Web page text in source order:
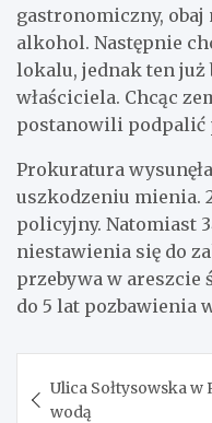
gastronomiczny,
alkohol. Następnie
lokalu, jednak ten już
właściciela. Chcąc
postanowili podpalić
Prokuratura
uszkodzeniu mienia.
policyjny. Natomiast
niestawienia się do
przebywa w areszcie
do 5 lat pozbawienia
wpisu
Ulica Sołtysowska
wodą